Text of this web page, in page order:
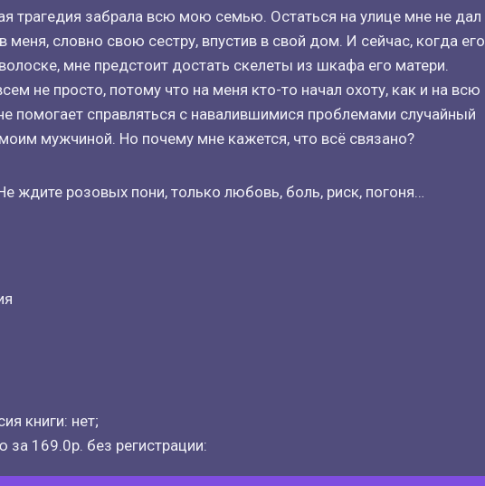
трагедия забрала всю мою семью. Остаться на улице мне не дал
меня, словно свою сестру, впустив в свой дом. И сейчас, когда его
мне предстоит достать скелеты из шкафа его матери.
не просто, потому что на меня кто-то начал охоту, как и на всю
помогает справляться с навалившимися проблемами случайный
мужчиной. Но почему мне кажется, что всё связано?
ждите розовых пони, только любовь, боль, риск, погоня…
книги: нет;
за 169.0р. без регистрации: